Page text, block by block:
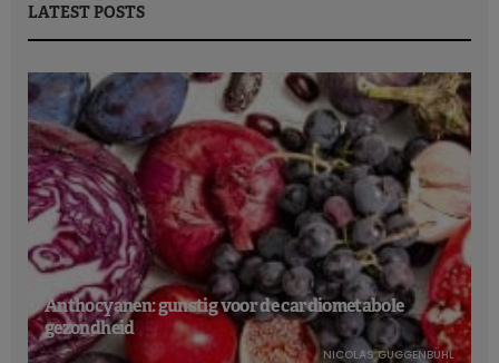
LATEST POSTS
Anthocyanen: gunstig voor de cardiometabole
gezondheid
NICOLAS GUGGENBÜHL